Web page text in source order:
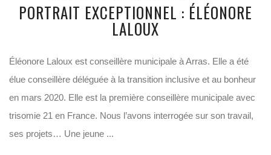
PORTRAIT EXCEPTIONNEL : ÉLÉONORE
LALOUX
Éléonore Laloux est conseillère municipale à Arras. Elle a été
élue conseillère déléguée à la transition inclusive et au bonheur
en mars 2020. Elle est la première conseillère municipale avec
trisomie 21 en France. Nous l’avons interrogée sur son travail,
ses projets… Une jeune ...